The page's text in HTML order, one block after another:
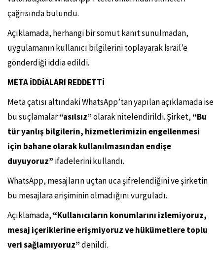
çağrısında bulundu.
Açıklamada, herhangi bir somut kanıt sunulmadan,
uygulamanın kullanıcı bilgilerini toplayarak İsrail’e
gönderdiği iddia edildi.
META İDDİALARI REDDETTİ
Meta çatısı altındaki WhatsApp’tan yapılan açıklamada ise
bu suçlamalar“asılsız”olarak nitelendirildi. Şirket,“Bu
tür yanlış bilgilerin, hizmetlerimizin engellenmesi
için bahane olarak kullanılmasından endişe
duyuyoruz” ifadelerini kullandı.
WhatsApp, mesajların uçtan uca şifrelendiğini ve şirketin
bu mesajlara erişiminin olmadığını vurguladı.
Açıklamada,“Kullanıcıların konumlarını izlemiyoruz,
mesaj içeriklerine erişmiyoruz ve hükümetlere toplu
veri sağlamıyoruz”denildi.